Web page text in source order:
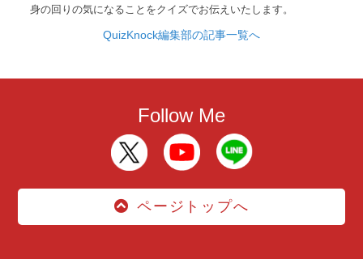
身の回りの気になることをクイズでお伝えいたします。
QuizKnock編集部の記事一覧へ
Follow Me
ページトップへ